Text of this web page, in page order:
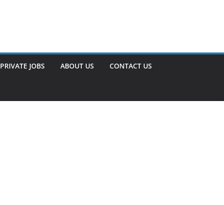
PRIVATE JOBS ABOUT US CONTACT US